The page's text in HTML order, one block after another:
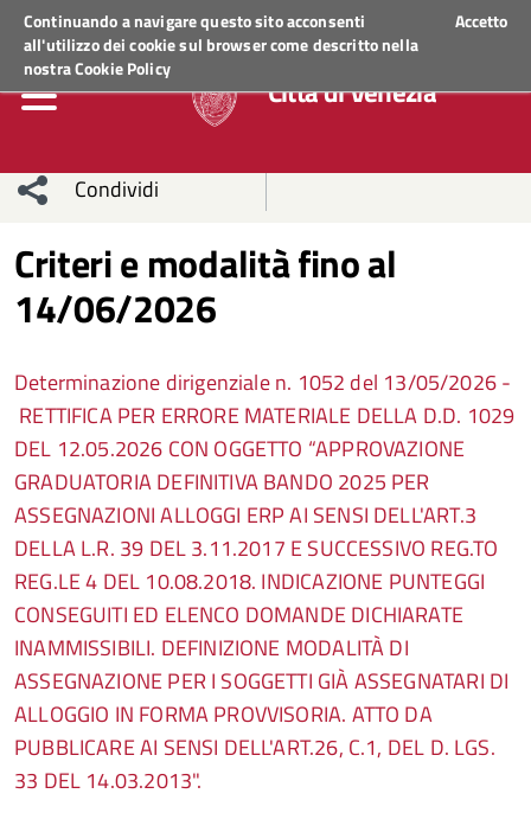
Continuando a navigare questo sito acconsenti
all'utilizzo dei cookie sul browser come descritto nella
nostraCookie Policy
Accetto
Regione Veneto ACCEDI AI SERVIZI
Città di Venezia
Condividi
sui social
network
Condividi
Condividi
Facebook
Condividi
su
Twitter
Condividi
su
Facebook
Condividi
su
Whatsapp
Criteri e modalità fino al
14/06/2026
Determinazione dirigenziale n. 1052 del 13/05/2026 -
RETTIFICA PER ERRORE MATERIALE DELLA D.D. 1029
DEL 12.05.2026 CON OGGETTO “APPROVAZIONE
GRADUATORIA DEFINITIVA BANDO 2025 PER
ASSEGNAZIONI ALLOGGI ERP AI SENSI DELL'ART.3
DELLA L.R. 39 DEL 3.11.2017 E SUCCESSIVO REG.TO
REG.LE 4 DEL 10.08.2018. INDICAZIONE PUNTEGGI
CONSEGUITI ED ELENCO DOMANDE DICHIARATE
INAMMISSIBILI. DEFINIZIONE MODALITÀ DI
ASSEGNAZIONE PER I SOGGETTI GIÀ ASSEGNATARI DI
ALLOGGIO IN FORMA PROVVISORIA. ATTO DA
PUBBLICARE AI SENSI DELL'ART.26, C.1, DEL D. LGS.
33 DEL 14.03.2013".